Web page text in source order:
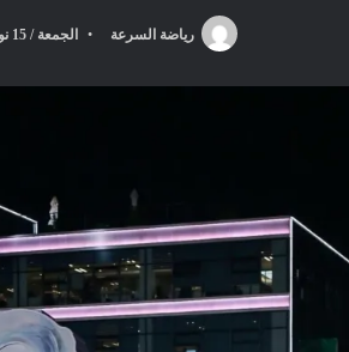
رياضة السرعة الجمعة / 15 نوفمبر - 2024 / 11:56 مساءً